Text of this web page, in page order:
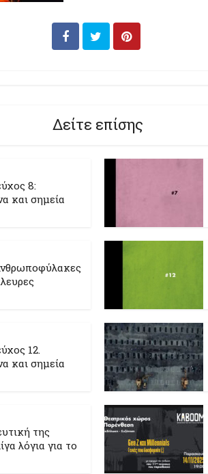
Δείτε επίσης
8:
και σημεία
12.
και σημεία
της
λόγια για το